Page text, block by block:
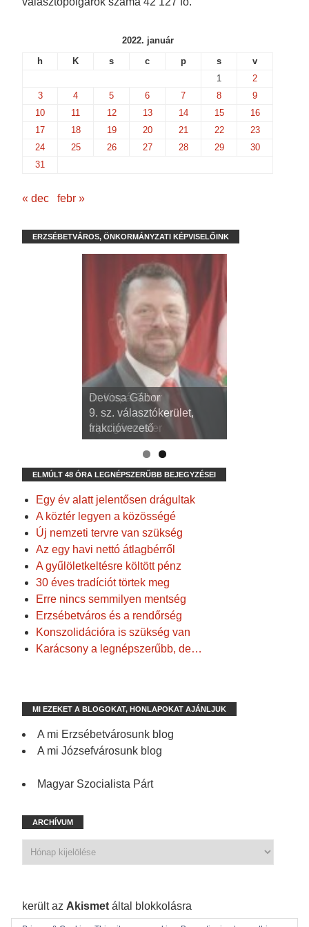
o w ) )
2022. január
h
K s c p s
v
1
2
3
4 5 6 7 8
9
10
11 12 13 14 15
16
17
18 19 20 21 22
23
24
25 26 27 28 29
30
31
« dec febr »
ERZSÉBETVÁROS, ÖNKORMÁNYZATI KÉPVISELŐINK
dr. Kispál Tibor
3. sz. választókerület,
alpolgármester
Devosa Gábor
9. sz. választókerület,
frakcióvezető
ELMÚLT 48 ÓRA LEGNÉPSZERŰBB BEJEGYZÉSEI
Egy év alatt jelentősen drágultak
A köztér legyen a közösségé
Új nemzeti tervre van szükség
Az egy havi nettó átlagbérről
A gyűlöletkeltésre költött pénz
30 éves tradíciót törtek meg
Erre nincs semmilyen mentség
Erzsébetváros és a rendőrség
Konszolidációra is szükség van
Karácsony a legnépszerűbb, de…
MI EZEKET A BLOGOKAT, HONLAPOKAT AJÁNLJUK
A mi Erzsébetvárosunk blog
A mi Józsefvárosunk blog
Magyar Szocialista Párt
ARCHÍVUM
került az Akismet által blokkolásra